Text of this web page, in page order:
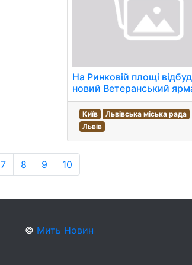
На Ринковій площі
новий Ветеранський
Київ
Львівська міська рада
Львів
7 8 9 10
© Мить Новин